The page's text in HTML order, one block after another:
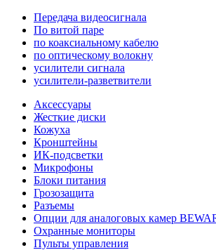
Передача видеосигнала
По витой паре
по коаксиальному кабелю
по оптическому волокну
усилители сигнала
усилители-разветвители
Аксессуары
Жесткие диски
Кожуха
Кронштейны
ИК-подсветки
Микрофоны
Блоки питания
Грозозащита
Разъемы
Опции для аналоговых камер
Охранные мониторы
Пульты управления